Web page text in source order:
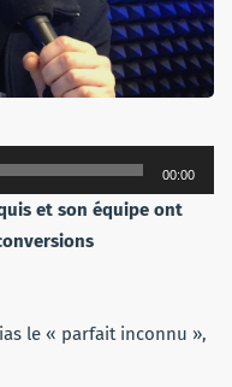
00:00
et son équipe ont
le « parfait inconnu »,